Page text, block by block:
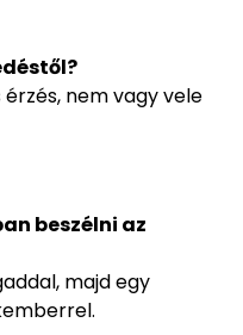
nem vagy vele
beszélni az
majd egy